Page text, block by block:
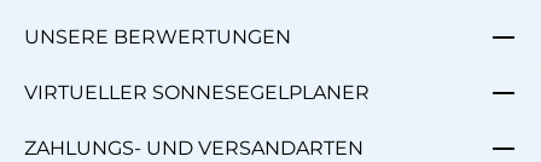
UNSERE BERWERTUNGEN
VIRTUELLER SONNESEGELPLANER
ZAHLUNGS- UND VERSANDARTEN